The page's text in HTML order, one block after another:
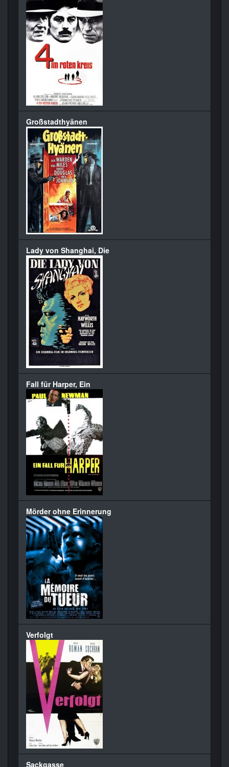
Großstadthyänen
Lady von Shanghai, Die
Fall für Harper, Ein
Mörder ohne Erinnerung
Verfolgt
Sackgasse